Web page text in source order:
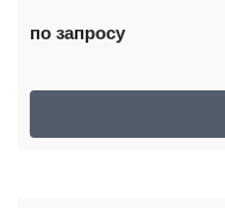
по запросу